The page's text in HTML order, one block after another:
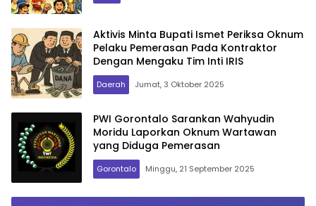
Aktivis Minta Bupati Ismet Periksa Oknum
Pelaku Pemerasan Pada Kontraktor
Dengan Mengaku Tim Inti IRIS
Daerah Jumat, 3 Oktober 2025
PWI Gorontalo Sarankan Wahyudin
Moridu Laporkan Oknum Wartawan
yang Diduga Pemerasan
Gorontalo Minggu, 21 September 2025